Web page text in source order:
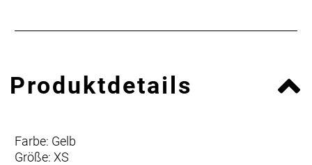
Produktdetails
Farbe: Gelb
Größe: XS